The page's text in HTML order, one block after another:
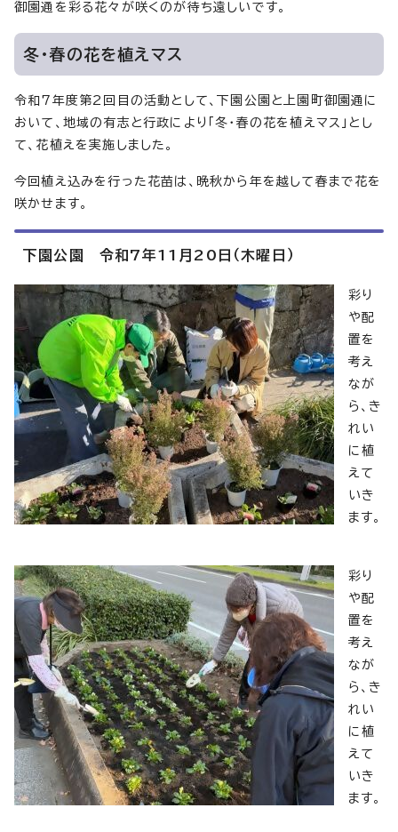
御園通を彩る花々が咲くのが待ち遠しいです。
冬・春の花を植えマス
令和7年度第2回目の活動として、下園公園と上園町御園通に
おいて、地域の有志と行政により「冬・春の花を植えマス」とし
て、花植えを実施しました。
今回植え込みを行った花苗は、晩秋から年を越して春まで花を
咲かせます。
下園公園 令和7年11月20日（木曜日）
彩り
や配
置を
考え
なが
ら、き
れい
に植
えて
いき
ます。
彩り
や配
置を
考え
なが
ら、き
れい
に植
えて
いき
ます。